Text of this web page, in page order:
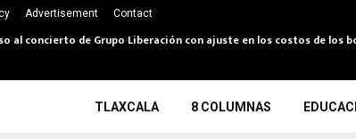
Advertisement Contact
al concierto de Grupo Liberación con ajuste en los costos de los
TLAXCALA 8 COLUMNAS